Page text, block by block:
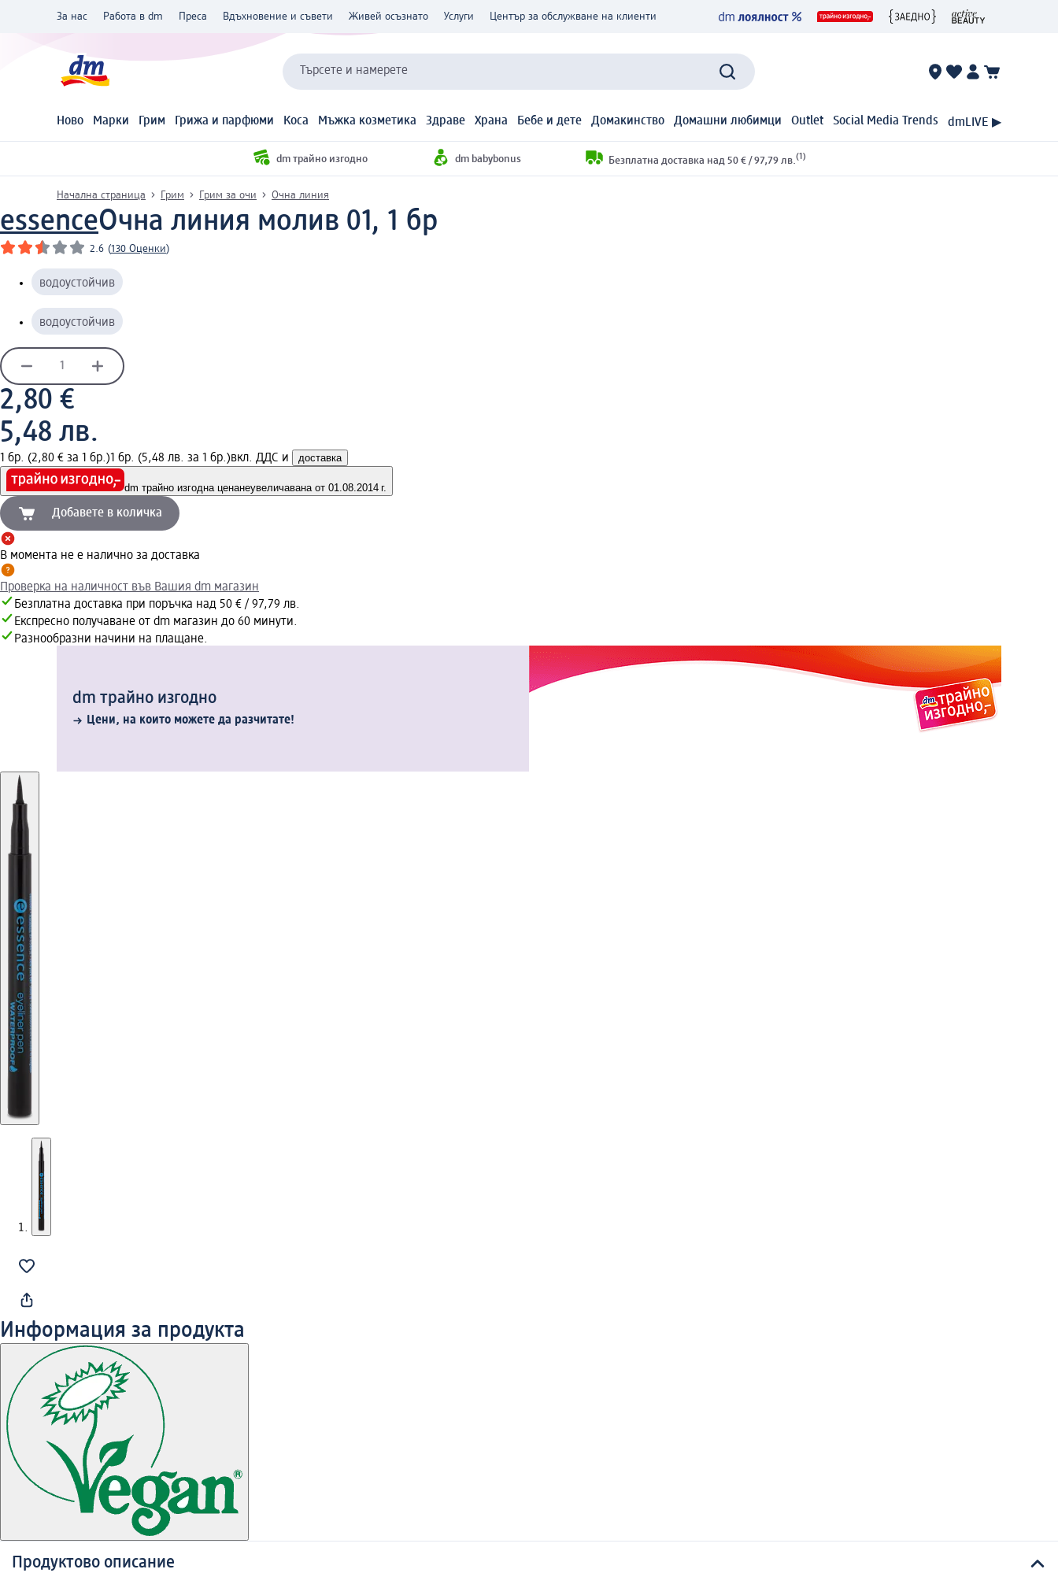
За нас Работа в dm Преса Вдъхновение и съвети Живей осъзнато Услуги Център за обслужване на клиенти
Търсете и намерете
Ново Марки Грим Грижа и парфюми Коса Мъжка козметика Здраве Храна Бебе и дете Домакинство Домашни любимци Outlet Social Media Trends dmLIVE ▶
dm трайно изгодно dm babybonus Безплатна доставка над 50 € / 97,79 лв. (1)
Начална страница Грим Грим за очи Очна линия
essenceОчна линия молив 01, 1 бр
2.6 (130 Оценки)
водоустойчив
водоустойчив
2,80 €
5,48 лв.
1 бр. (2,80 € за 1 бр.)1 бр. (5,48 лв. за 1 бр.)вкл. ДДС и доставка
dm трайно изгодна ценанеувеличавана от 01.08.2014 г.
Добавете в количка
В момента не е налично за доставка
Проверка на наличност във Вашия dm магазин
Безплатна доставка при поръчка над 50 € / 97,79 лв.
Експресно получаване от dm магазин до 60 минути.
Разнообразни начини на плащане.
dm трайно изгодно
Цени, на които можете да разчитате!
Информация за продукта
Продуктово описание